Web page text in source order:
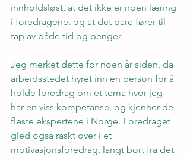
innholdsløst, at det ikke er noen læring
i foredragene, og at det bare fører til
tap av både tid og penger.
Jeg merket dette for noen år siden, da
arbeidsstedet hyret inn en person for å
holde foredrag om et tema hvor jeg
har en viss kompetanse, og kjenner de
fleste ekspertene i Norge. Foredraget
gled også raskt over i et
motivasjonsforedrag, langt bort fra det